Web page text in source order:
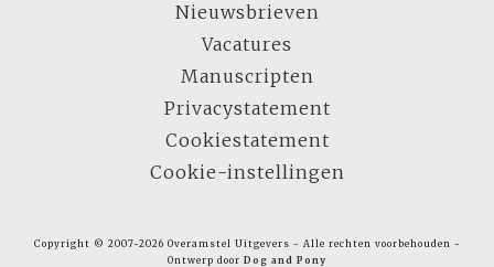
Nieuwsbrieven
Vacatures
Manuscripten
Privacystatement
Cookiestatement
Cookie-instellingen
Copyright © 2007-2026 Overamstel Uitgevers - Alle rechten voorbehouden -
Ontwerp door Dog and Pony